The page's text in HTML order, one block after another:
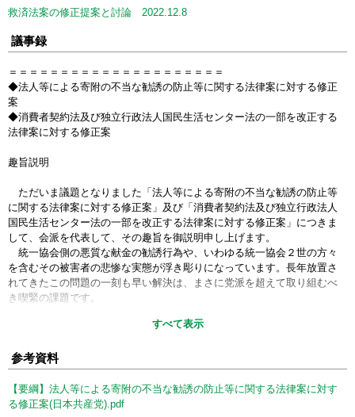
救済法案の修正提案と討論 2022.12.8
議事録
＝＝＝＝＝＝＝＝＝＝＝＝＝＝＝＝＝＝＝＝＝
◆法人等による寄附の不当な勧誘の防止等に関する法律案に対する修正
案
◆消費者契約法及び独立行政法人国民生活センター法の一部を改正する
法律案に対する修正案
趣旨説明
ただいま議題となりました「法人等による寄附の不当な勧誘の防止等
に関する法律案に対する修正案」及び「消費者契約法及び独立行政法人
国民生活センター法の一部を改正する法律案に対する修正案」につきま
して、会派を代表して、その趣旨を御説明申し上げます。
統一協会側の悪質な献金の勧誘行為や、いわゆる統一協会２世の方々
を含むその被害者の悲惨な実態が浮き彫りになっています。長年放置さ
れてきたこの問題の一刻も早い解決は、まさに党派を超えて取り組むべ
き喫緊の課題です。
しかし、政府提出の両法律案は、これまでの審議で明らかになったと
ンドコントロールに適切に対処できないなど、被害者救済や被害の防止
にとって極めて不十分です。
そこで、政府提出の法律案が少しでも使いやすく、被害者救済などに
すべて表示
参考資料
【要綱】法人等による寄附の不当な勧誘の防止等に関する法律案に対す
る修正案(日本共産党).pdf